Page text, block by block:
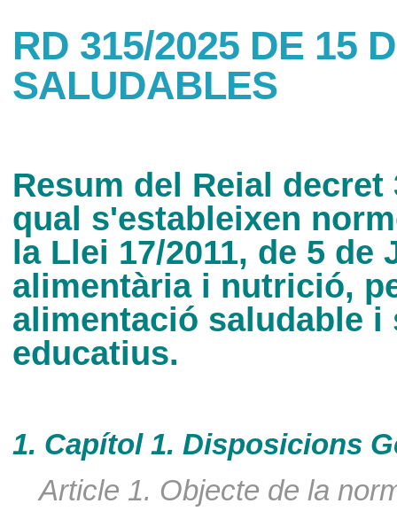
RD 315/2025 DE 15
SALUDABLES
Resum del Reial
qual s'estableixen
la Llei 17/2011, de 5
alimentària i nutrició,
alimentació saludable
educatius.
1. Capítol 1. Disposicions
Article 1. Objecte de la